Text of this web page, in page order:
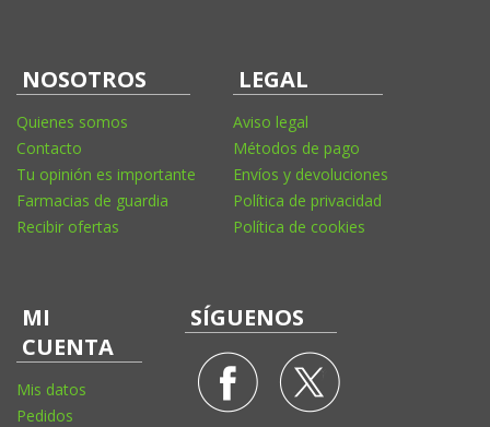
NOSOTROS
Quienes somos
Contacto
Tu opinión es importante
Farmacias de guardia
Recibir ofertas
LEGAL
Aviso legal
Métodos de pago
Envíos y devoluciones
Política de privacidad
Política de cookies
MI
CUENTA
Mis datos
Pedidos
SÍGUENOS